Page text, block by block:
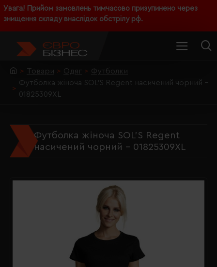
Увага! Прийом замовлень тимчасово призупинено через
знищення складу внаслідок обстрілу рф.
Товари Одяг
Футболки
Футболка жіноча SOL'S Regent насичений чорний -
01825309XL
Футболка жіноча SOL'S Regent
насичений чорний - 01825309XL